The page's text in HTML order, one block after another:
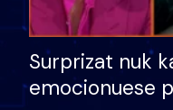
Surprizat nuk
emocionuese